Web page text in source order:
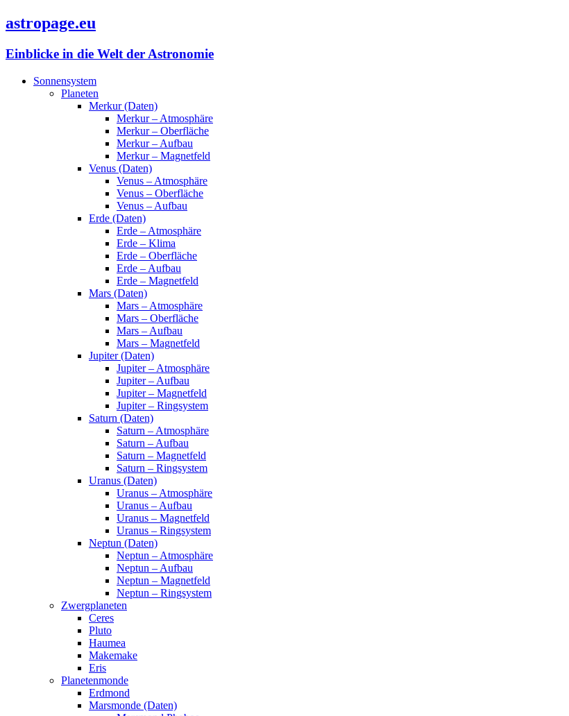
astropage.eu
Einblicke in die Welt der Astronomie
Sonnensystem
Planeten
Merkur (Daten)
Merkur – Atmosphäre
Merkur – Oberfläche
Merkur – Aufbau
Merkur – Magnetfeld
Venus (Daten)
Venus – Atmosphäre
Venus – Oberfläche
Venus – Aufbau
Erde (Daten)
Erde – Atmosphäre
Erde – Klima
Erde – Oberfläche
Erde – Aufbau
Erde – Magnetfeld
Mars (Daten)
Mars – Atmosphäre
Mars – Oberfläche
Mars – Aufbau
Mars – Magnetfeld
Jupiter (Daten)
Jupiter – Atmosphäre
Jupiter – Aufbau
Jupiter – Magnetfeld
Jupiter – Ringsystem
Saturn (Daten)
Saturn – Atmosphäre
Saturn – Aufbau
Saturn – Magnetfeld
Saturn – Ringsystem
Uranus (Daten)
Uranus – Atmosphäre
Uranus – Aufbau
Uranus – Magnetfeld
Uranus – Ringsystem
Neptun (Daten)
Neptun – Atmosphäre
Neptun – Aufbau
Neptun – Magnetfeld
Neptun – Ringsystem
Zwergplaneten
Ceres
Pluto
Haumea
Makemake
Eris
Planetenmonde
Erdmond
Marsmonde (Daten)